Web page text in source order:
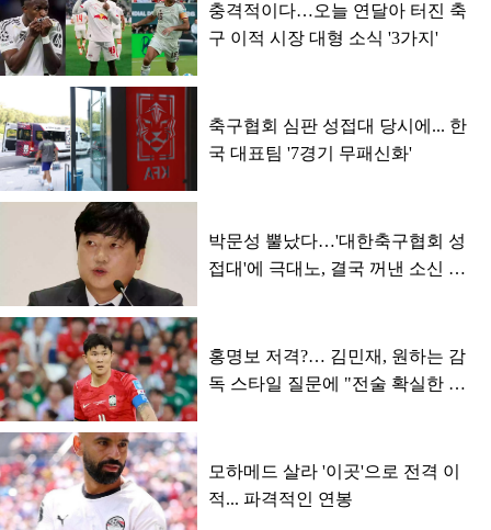
충격적이다…오늘 연달아 터진 축
구 이적 시장 대형 소식 '3가지'
축구협회 심판 성접대 당시에... 한
국 대표팀 '7경기 무패신화'
박문성 뿔났다…'대한축구협회 성
접대'에 극대노, 결국 꺼낸 소신 발
홍명보 저격?… 김민재, 원하는 감
독 스타일 질문에 "전술 확실한 감
모하메드 살라 '이곳'으로 전격 이
적... 파격적인 연봉